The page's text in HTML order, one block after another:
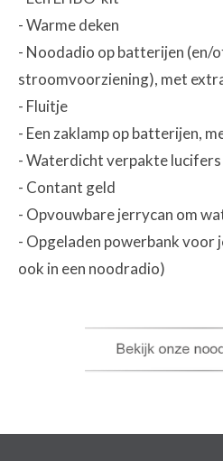
- Warme deken
- Noodadio op batterijen (en/
stroomvoorziening), met
- Fluitje
- Een zaklamp op batterijen,
- Waterdicht verpakte
- Contant geld
- Opvouwbare jerrycan om
- Opgeladen powerbank voor
ook in een noodradio)